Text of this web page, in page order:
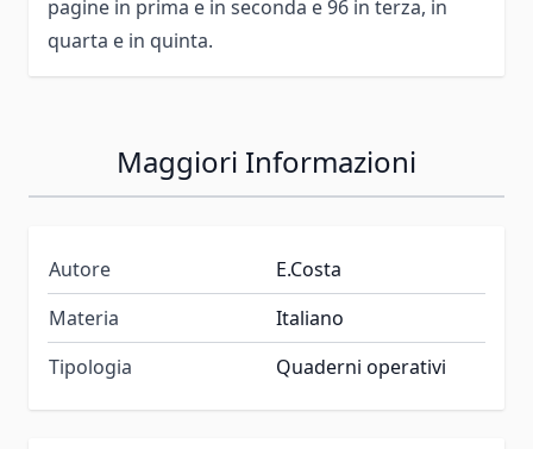
pagine in prima e in seconda e 96 in terza, in
quarta e in quinta.
Maggiori Informazioni
Autore
E.Costa
Materia
Italiano
Tipologia
Quaderni operativi